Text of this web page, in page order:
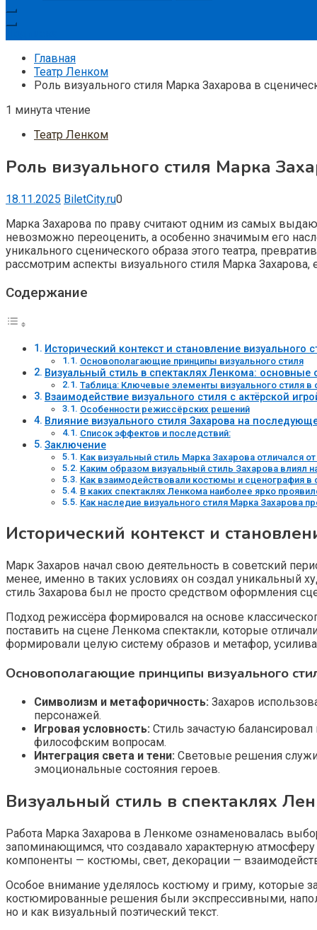
Главная
Театр Ленком
Роль визуального стиля Марка Захарова в
1 минута чтение
Театр Ленком
Роль визуального стиля Марка
18.11.2025 BiletCity.ru0
Марка Захарова по праву считают одним из самых
невозможно переоценить, а особенно значимым его
уникального сценического образа этого театра,
рассмотрим аспекты визуального стиля Марка
Содержание
Исторический контекст и становление визуального
Основополагающие принципы визуального стиля
Визуальный стиль в спектаклях Ленкома: основные
Таблица: Ключевые элементы визуального стиля в
Взаимодействие визуального стиля с актёрской
Особенности режиссёрских решений
Влияние визуального стиля Захарова на
Список эффектов и последствий:
Заключение
Как визуальный стиль Марка Захарова отличался
Каким образом визуальный стиль Захарова влиял
Как взаимодействовали костюмы и сценография в
В каких спектаклях Ленкома наиболее ярко
Как наследие визуального стиля Марка Захарова
Исторический контекст и
Марк Захаров начал свою деятельность в советский
менее, именно в таких условиях он создал уникальный
стиль Захарова был не просто средством оформления
Подход режиссёра формировался на основе
поставить на сцене Ленкома спектакли, которые
формировали целую систему образов и метафор,
Основополагающие принципы визуального
Символизм и метафоричность: Захаров
персонажей.
Игровая условность: Стиль зачастую
философским вопросам.
Интеграция света и тени: Световые решения
эмоциональные состояния героев.
Визуальный стиль в спектаклях
Работа Марка Захарова в Ленкоме ознаменовалась
запоминающимся, что создавало характерную
компоненты — костюмы, свет, декорации —
Особое внимание уделялось костюму и гриму, которые
костюмированные решения были экспрессивными,
но и как визуальный поэтический текст.